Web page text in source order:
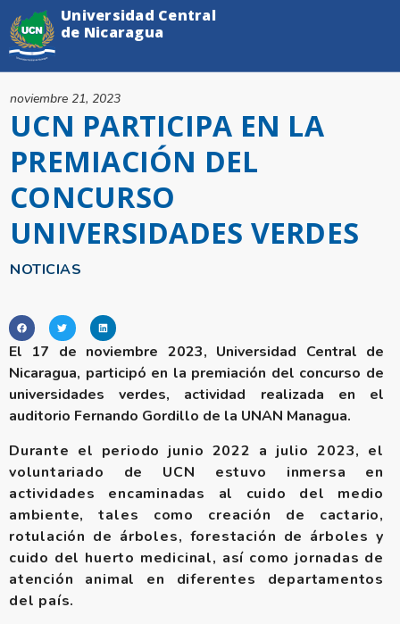
NOTICIAS
UCN PARTICIPA EN LA
PREMIACIÓN DEL
CONCURSO
UNIVERSIDADES VERDES
noviembre 21, 2023
Universidad Central
de Nicaragua
El 17 de noviembre 2023, Universidad Central de
Nicaragua, participó en la premiación del concurso de
universidades verdes, actividad realizada en el
auditorio Fernando Gordillo de la UNAN Managua.
Durante el periodo junio 2022 a julio 2023, el
voluntariado de UCN estuvo inmersa en
actividades encaminadas al cuido del medio
ambiente, tales como creación de cactario,
rotulación de árboles, forestación de árboles y
cuido del huerto medicinal, así como jornadas de
atención animal en diferentes departamentos
del país.